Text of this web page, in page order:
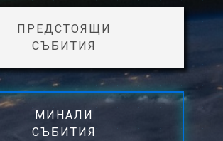
ПРЕДСТОЯЩИ
СЪБИТИЯ
МИНАЛИ
СЪБИТИЯ